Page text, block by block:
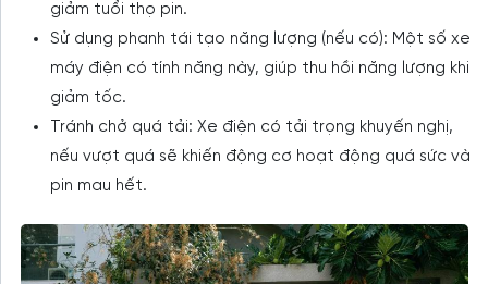
giảm tuổi thọ pin.
Sử dụng phanh tái tạo năng lượng (nếu có): Một số xe
máy điện có tính năng này, giúp thu hồi năng lượng khi
giảm tốc.
Tránh chở quá tải: Xe điện có tải trọng khuyến nghị,
nếu vượt quá sẽ khiến động cơ hoạt động quá sức và
pin mau hết.